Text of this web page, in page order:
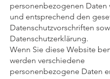
personenbezogenen Daten
und entsprechend den
Datenschutzvorschriften
Datenschutzerklärung.
Wenn Sie diese Website
werden verschiedene
personenbezogene Daten